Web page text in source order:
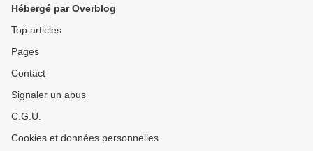
Hébergé par Overblog
Top articles
Pages
Contact
Signaler un abus
C.G.U.
Cookies et données personnelles